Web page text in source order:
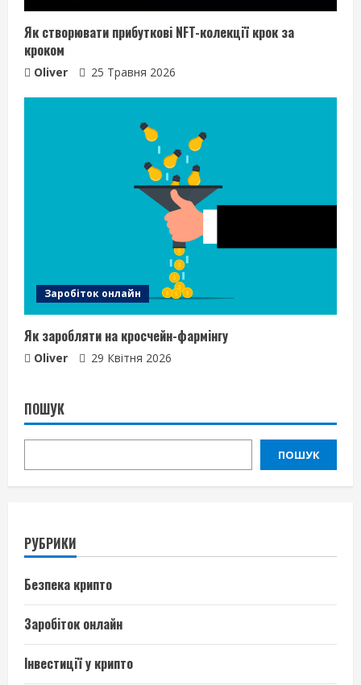
Як створювати прибуткові NFT-колекції крок за
кроком
Oliver 25 Травня 2026
Заробіток онлайн
Як заробляти на кросчейн-фармінгу
Oliver 29 Квітня 2026
ПОШУК
ПОШУК
РУБРИКИ
Безпека крипто
Заробіток онлайн
Інвестиції у крипто